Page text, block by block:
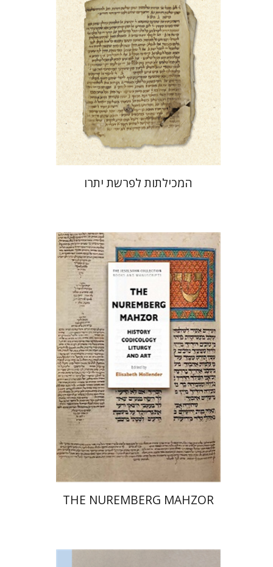
הנחת אתר ספר מודפס
$46
$41
המכילתות לפרשת יתרו
אליזבט הולנדר
הנחת אתר ספר מודפס
$161
$145
THE NUREMBERG MAHZOR